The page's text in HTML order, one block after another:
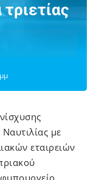
με
εταιρειών